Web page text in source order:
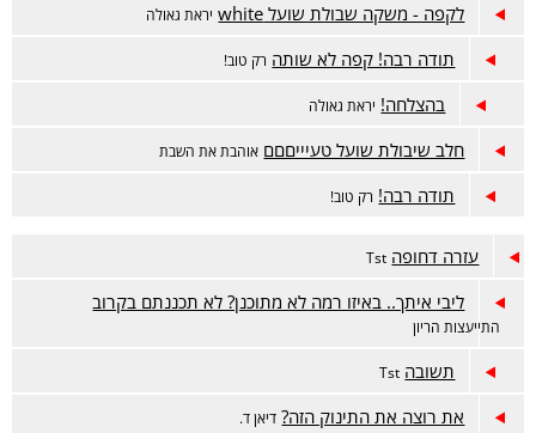
לקפה - משקה שבולת שועל white יראת גאולה
תודה רבה! קפה לא שותה רק טוב!
בהצלחה! יראת גאולה
חלב שיבולת שועל טעיייםםם אוהבת את השבת
תודה רבה! רק טוב!
עזרה דחופה Tst
ליבי איתך.. באיזו רמה לא מתוכנן? לא תכננתם בקרוב
התייעצות הריון
תשובה Tst
את רוצה את התינוק הזה? דיאן ד.